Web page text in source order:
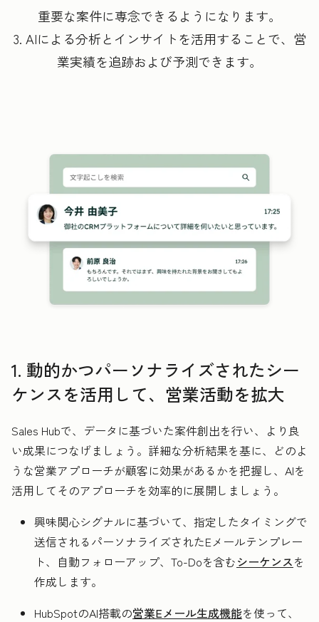
重要な案件に専念できるようになります。
3. AIによる分析とインサイトを活用することで、営
業実績を追跡および予測できます。
1. 動的かつパーソナライズされたシー
ケンスを活用して、営業活動を拡大
Sales Hubで、データに基づいた案件創出を行い、より良
い成果につなげましょう。詳細な分析結果を基に、どのよ
うな営業アプローチが顧客に効果があるかを把握し、AIを
活用してそのアプローチを効率的に展開しましょう。
興味関心シグナルに基づいて、指定したタイミングで
送信されるパーソナライズされたEメールテンプレー
ト、自動フォローアップ、To-Doを含むシーケンスを
作成します。
HubSpotのAI搭載の営業Eメール生成機能を使って、